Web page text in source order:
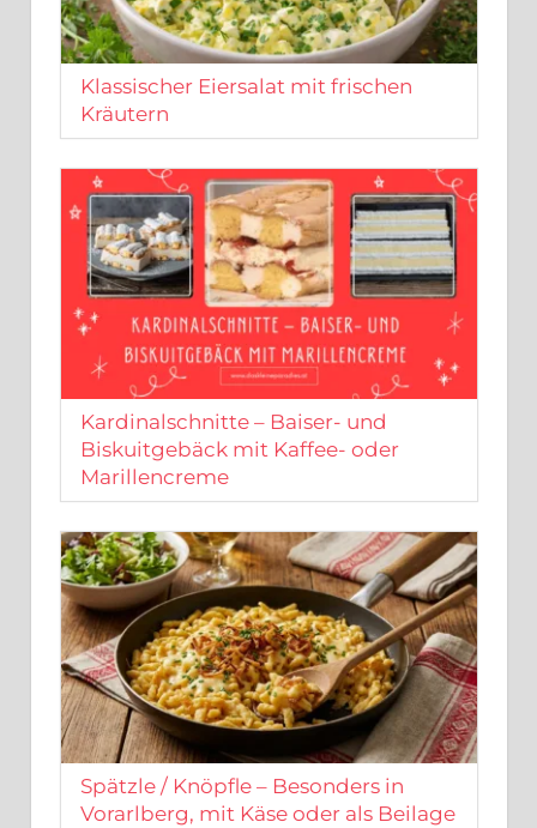
Klassischer Eiersalat mit frischen
Kräutern
Kardinalschnitte – Baiser- und
Biskuitgebäck mit Kaffee- oder
Marillencreme
Spätzle / Knöpfle – Besonders in
Vorarlberg, mit Käse oder als Beilage